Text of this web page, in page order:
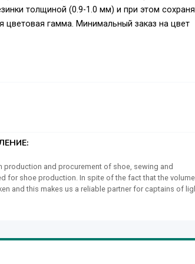
толщиной (0.9-1.0 мм) и при этом
гамма. Минимальный заказ на цвет
production and procurement of shoe, sewing and
for shoe production. In spite of the fact that the
and this makes us a reliable partner for captains of
Asia and Latin America. Furnitur-BY LLC is always
are using the highest modern world-class equipment